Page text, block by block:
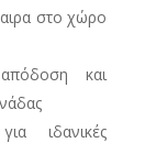
στο χώρο
και
ιδανικές